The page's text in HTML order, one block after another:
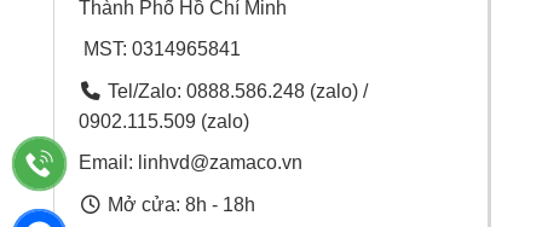
Thành Phố Hồ Chí Minh
MST: 0314965841
Tel/Zalo: 0888.586.248 (zalo) /
0902.115.509 (zalo)
Email: linhvd@zamaco.vn
Mở cửa: 8h - 18h